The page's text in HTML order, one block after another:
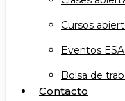
Cursos
Eventos
Bolsa de
Contacto